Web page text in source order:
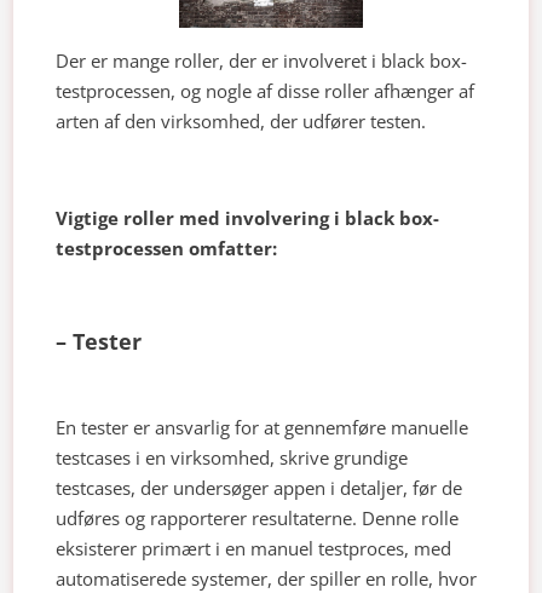
Der er mange roller, der er involveret i black box-
testprocessen, og nogle af disse roller afhænger af
arten af den virksomhed, der udfører testen.
Vigtige roller med involvering i black box-
testprocessen omfatter:
– Tester
En tester er ansvarlig for at gennemføre manuelle
testcases i en virksomhed, skrive grundige
testcases, der undersøger appen i detaljer, før de
udføres og rapporterer resultaterne. Denne rolle
eksisterer primært i en manuel testproces, med
automatiserede systemer, der spiller en rolle, hvor